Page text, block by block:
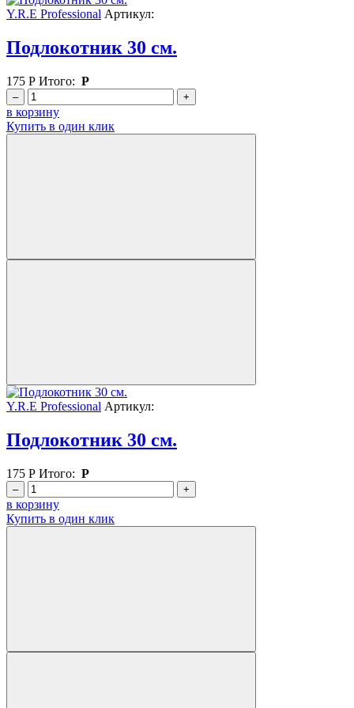
Y.R.E Professional Артикул:
Подлокотник 30 см.
175 Р Итого: Р
– +
в корзину
Купить в один клик
Y.R.E Professional Артикул:
Подлокотник 30 см.
175 Р Итого: Р
– +
в корзину
Купить в один клик